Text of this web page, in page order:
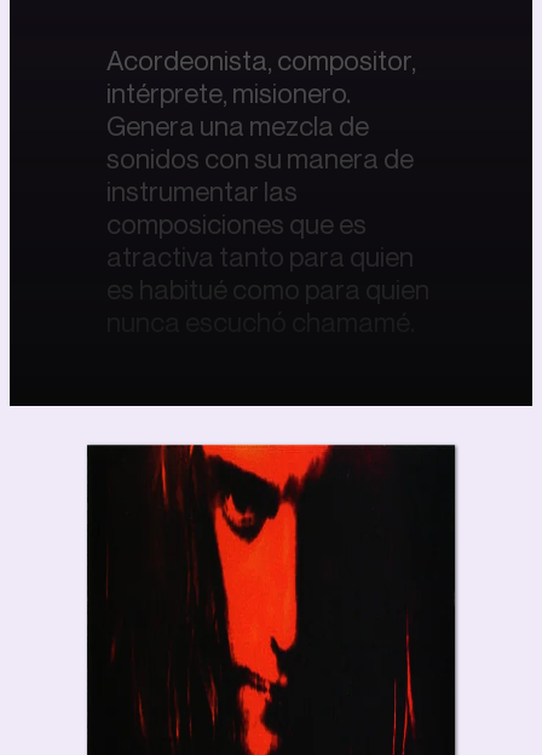
Acordeonista, compositor,
intérprete, misionero.
Genera una mezcla de
sonidos con su manera de
instrumentar las
composiciones que es
atractiva tanto para quien
es habitué como para quien